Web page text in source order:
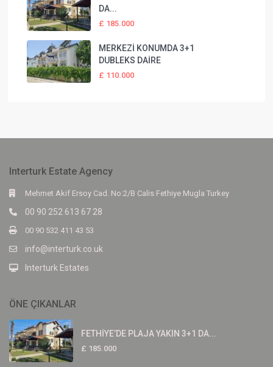
DA...
£ 185.000
MERKEZİ KONUMDA 3+1
DUBLEKS DAİRE
£ 110.000
Interturk Estate Agency
Mehmet Akif Ersoy Cad. No:2/B Calis Fethiye Mugla Turkey
00 90 252 613 67 28
00 90 532 411 43 53
info@interturk.co.uk
Interturk Estates
ÖNE ÇIKANLAR
FETHİYE’DE PLAJA YAKIN 3+1 DA...
£ 185.000